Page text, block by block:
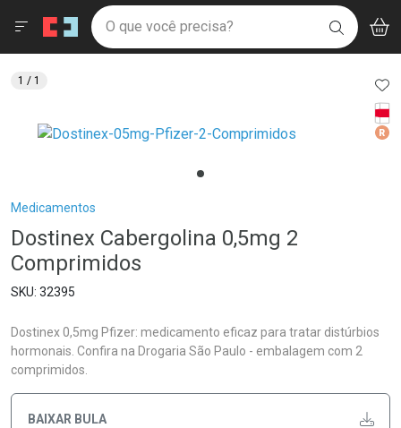
Drogaria São Paulo
Ir direto para a home
pela página
Ir direto para o conteúdo
Ir direto para a busca
Ir direto para a conta
Ir direto para a notificações
Ir direto para o carrinho
Faça a sua busca
O que você precisa? BUSCAR
Menu
Breadcrumb
Medicamentos
Dostinex Cabergolina 0,5mg 2
Comprimidos
32395
Dostinex 0,5mg Pfizer: medicamento eficaz para tratar distúrbios
hormonais. Confira na Drogaria São Paulo - embalagem com 2
comprimidos.
BAIXAR BULA
1 / 1